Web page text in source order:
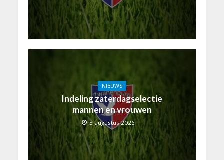
NIEUWS
Indeling zaterdagselectie
mannen en vrouwen
5 augustus 2026